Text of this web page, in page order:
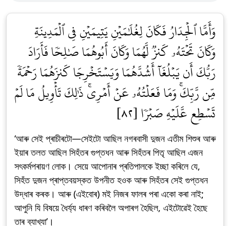
وَأَمَّا ٱلۡجِدَارُ فَكَانَ لِغُلَٰمَيۡنِ يَتِيمَيۡنِ فِي ٱلۡمَدِينَةِ
وَكَانَ تَحۡتَهُۥ كَنزٞ لَّهُمَا وَكَانَ أَبُوهُمَا صَٰلِحٗا فَأَرَادَ
رَبُّكَ أَن يَبۡلُغَآ أَشُدَّهُمَا وَيَسۡتَخۡرِجَا كَنزَهُمَا رَحۡمَةٗ
مِّن رَّبِّكَۚ وَمَا فَعَلۡتُهُۥ عَنۡ أَمۡرِيۚ ذَٰلِكَ تَأۡوِيلُ مَا لَمۡ
تَسۡطِع عَّلَيۡهِ صَبۡرٗا [٨٢]
‘আৰু সেই প্ৰাচীৰটো—সেইটো আছিল নগৰবাসী দুজন এতীম শিশুৰ আৰু
ইয়াৰ তলত আছিল সিহঁতৰ গুপ্তধন আৰু সিহঁতৰ পিতৃ আছিল এজন
সৎকৰ্মপৰায়ণ লোক। সেয়ে আপোনাৰ প্ৰতিপালকে ইচ্ছা কৰিলে যে,
সিহঁত দুজন প্ৰাপ্তবয়স্কত উপনীত হওক আৰু সিহঁতৰ সেই গুপ্তধন
উদ্ধাৰ কৰক। আৰু (এইবোৰ) মই নিজৰ ফালৰ পৰা একো কৰা নাই;
আপুনি যি বিষয়ে ধৈৰ্য্য ধাৰণ কৰিবলৈ অপাৰগ হৈছিল, এইটোৱেই হৈছে
তাৰ ব্যাখ্যা’।